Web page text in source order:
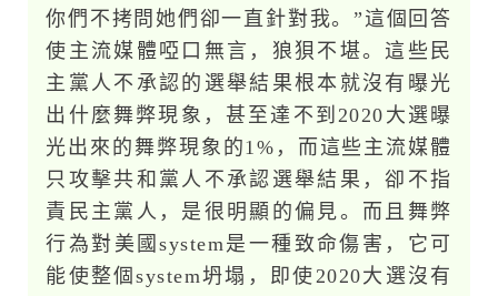
你們不拷問她們卻一直針對我。”這個回答
使主流媒體啞口無言，狼狽不堪。這些民
主黨人不承認的選舉結果根本就沒有曝光
出什麼舞弊現象，甚至達不到2020大選曝
光出來的舞弊現象的1%，而這些主流媒體
只攻擊共和黨人不承認選舉結果，卻不指
責民主黨人，是很明顯的偏見。而且舞弊
行為對美國system是一種致命傷害，它可
能使整個system坍塌，即使2020大選沒有